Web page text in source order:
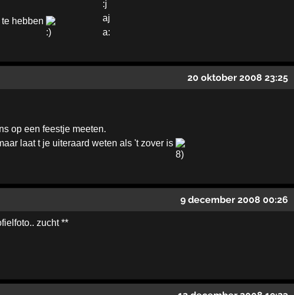
hebben
20 oktober 2008 23:25
op een feestje meeten.
laat t je uiteraard weten als 't zover is
9 december 2008 00:26
zucht **